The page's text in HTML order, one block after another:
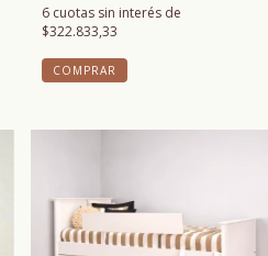
6 cuotas sin interés de
$322.833,33
COMPRAR